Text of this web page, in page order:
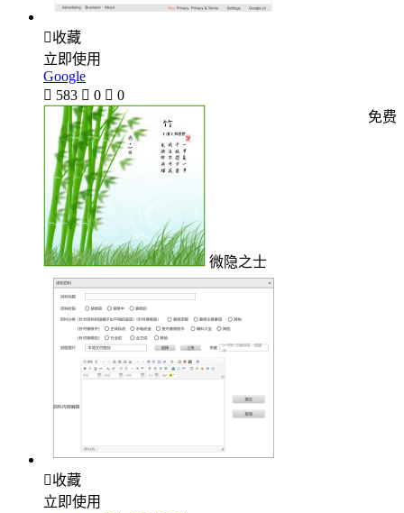
收藏
立即使用
Google
 583  0  0
微隐之士
免费
收藏
立即使用